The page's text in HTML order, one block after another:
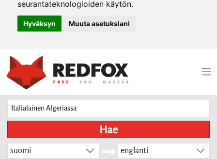
seurantateknologioiden käytön.
Hyväksyn Muuta asetuksiani
Hae
suomi englanti